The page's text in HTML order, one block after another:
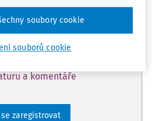
BOZP, PO a
a odpovědí
a komentáře
se zaregistrovat
souborů cookie
soubory cookie